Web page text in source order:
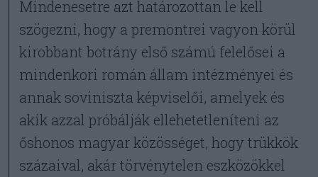
Mindenesetre azt határozottan le kell
szögezni, hogy a premontrei vagyon körül
kirobbant botrány első számú felelősei a
mindenkori román állam intézményei és
annak soviniszta képviselői, amelyek és
akik azzal próbálják ellehetetleníteni az
őshonos magyar közösséget, hogy trükkök
százaival, akár törvénytelen eszközökkel